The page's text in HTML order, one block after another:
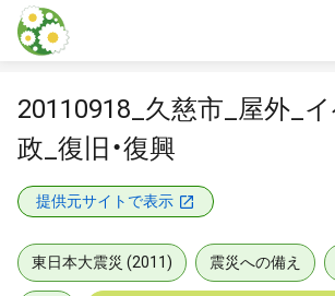
本文に飛ぶ
20110918_久慈市_屋外_
政_復旧・復興
提供元サイトで表示
東日本大震災 (2011) 震災への備え